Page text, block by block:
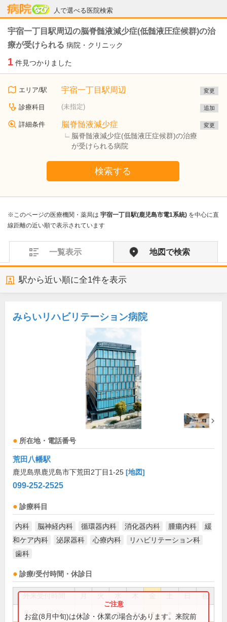
人で選べる医院検索
病院なび
宇宿一丁目駅周辺の脳脊髄液減少症(低髄液圧症候群)の治
療が受けられる 病院・クリニック
1 件見つかりました
エリア/駅 宇宿一丁目駅周辺 変更
診療科目 (未指定) 追加
詳細条件 脳脊髄液減少症
脳脊髄液減少症(低髄液圧症候群)の治療
が受けられる病院
変更
検索する
※このページの医療機関・薬局は 宇宿一丁目駅(鹿児島市電1系統) を中心に直
線距離の近い順で表示されています
一覧表示 地図で検索
駅から近い順に全1件を表示
みらいリハビリテーション病院
所在地・電話番号
荒田八幡駅
鹿児島県鹿児島市下荒田2丁目1-25 [地図]
099-252-2525
診療科目
内科 脳神経内科 循環器内科 消化器内科 腫瘍内科
緩
和ケア内科
泌尿器科 心療内科
リハビリテーション科
歯科
診療/受付時間・休診日
祝
8:30～12:00 ● ● ● ● ●
お盆(8月中旬)は休診・休業の場合があります。来院前